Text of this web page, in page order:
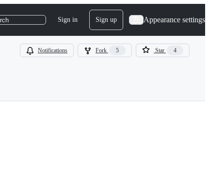
Sign in Sign up Appearance settings
Notifications Fork 5 Star 4